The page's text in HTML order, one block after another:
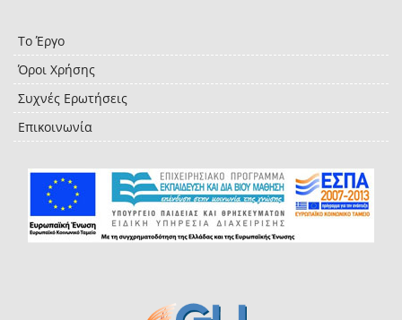
Το Έργο
Όροι Χρήσης
Συχνές Ερωτήσεις
Επικοινωνία